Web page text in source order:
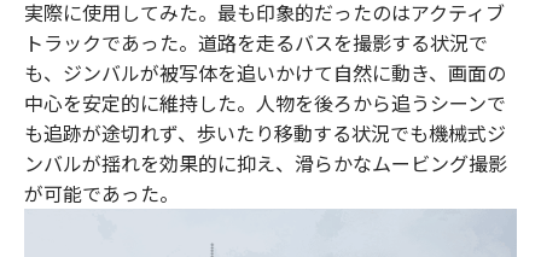
実際に使用してみた。最も印象的だったのはアクティブ
トラックであった。道路を走るバスを撮影する状況で
も、ジンバルが被写体を追いかけて自然に動き、画面の
中心を安定的に維持した。人物を後ろから追うシーンで
も追跡が途切れず、歩いたり移動する状況でも機械式ジ
ンバルが揺れを効果的に抑え、滑らかなムービング撮影
が可能であった。